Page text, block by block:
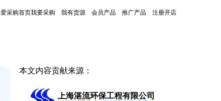
爱采购首页我要采购 我有货源 会员产品 推广产品 注册开店
本文内容贡献来源：
上海湛流环保工程有限公司